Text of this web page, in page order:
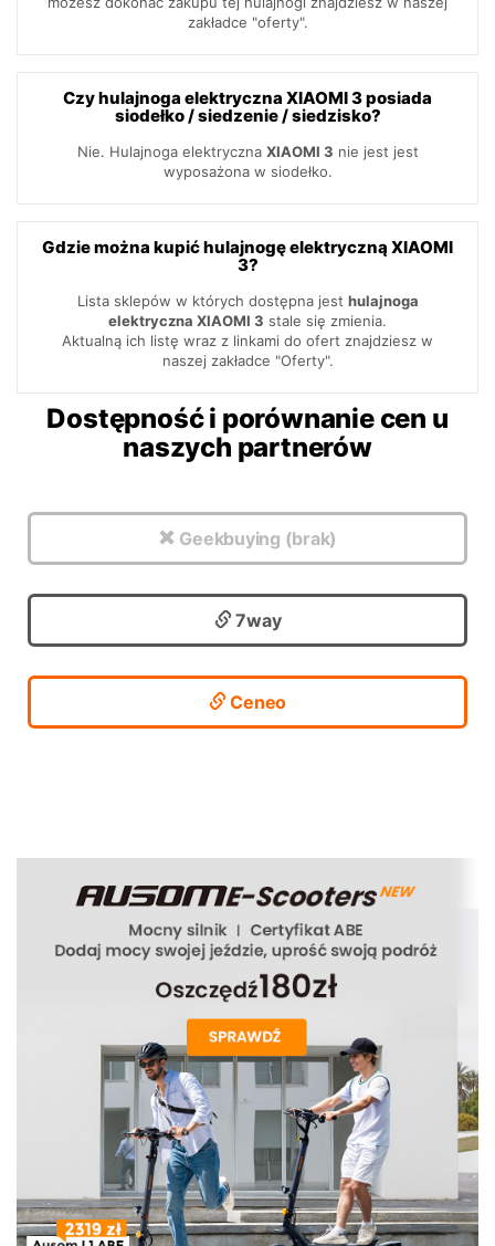
zakładce "oferty".
Czy hulajnoga elektryczna XIAOMI 3 posiada
siodełko / siedzenie / siedzisko?
Nie. Hulajnoga elektryczna XIAOMI 3 nie jest jest
wyposażona w siodełko.
Gdzie można kupić hulajnogę elektryczną XIAOMI
3?
Lista sklepów w których dostępna jest hulajnoga
elektryczna XIAOMI 3 stale się zmienia.
Aktualną ich listę wraz z linkami do ofert znajdziesz w
naszej zakładce "Oferty".
Dostępność i porównanie cen u
naszych partnerów
Geekbuying (brak)
7way
Ceneo